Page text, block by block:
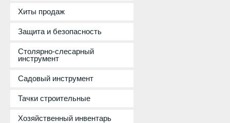
Хиты продаж
Защита и безопасность
Столярно-слесарный
инструмент
Садовый инструмент
Тачки строительные
Хозяйственный инвентарь